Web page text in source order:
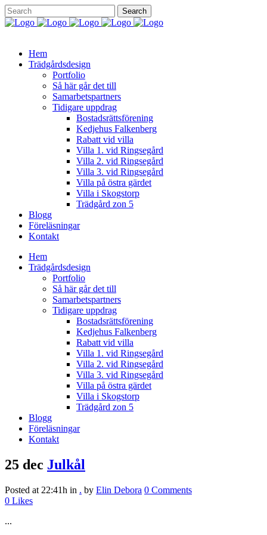
Hem
Trädgårdsdesign
Portfolio
Så här går det till
Samarbetspartners
Tidigare uppdrag
Bostadsrättsförening
Kedjehus Falkenberg
Rabatt vid villa
Villa 1. vid Ringsegård
Villa 2. vid Ringsegård
Villa 3. vid Ringsegård
Villa på östra gärdet
Villa i Skogstorp
Trädgård zon 5
Blogg
Föreläsningar
Kontakt
Hem
Trädgårdsdesign
Portfolio
Så här går det till
Samarbetspartners
Tidigare uppdrag
Bostadsrättsförening
Kedjehus Falkenberg
Rabatt vid villa
Villa 1. vid Ringsegård
Villa 2. vid Ringsegård
Villa 3. vid Ringsegård
Villa på östra gärdet
Villa i Skogstorp
Trädgård zon 5
Blogg
Föreläsningar
Kontakt
25 dec Julkål
Posted at 22:41h in . by Elin Debora 0 Comments
0 Likes
...